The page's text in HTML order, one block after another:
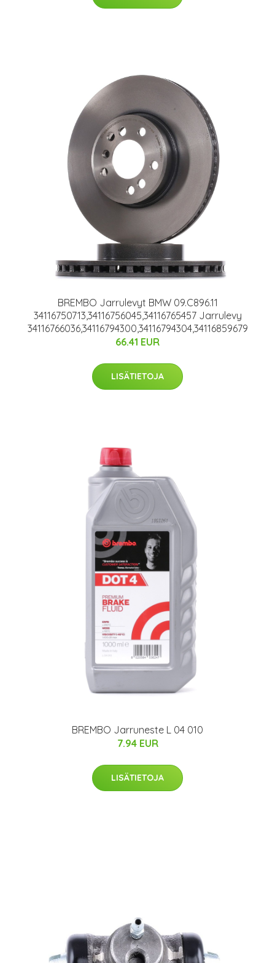
BREMBO Jarrulevyt BMW 09.C896.11
34116750713,34116756045,34116765457 Jarrulevy
34116766036,34116794300,34116794304,34116859679
66.41 EUR
LISÄTIETOJA
BREMBO Jarruneste L 04 010
7.94 EUR
LISÄTIETOJA